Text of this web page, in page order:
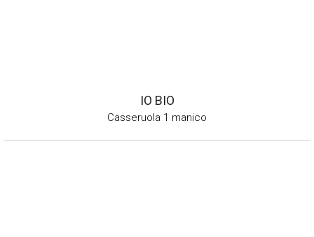
IO BIO
Casseruola 1 manico